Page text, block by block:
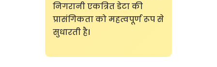
निगरानी एकत्रित डेटा की
प्रासंगिकता को महत्वपूर्ण रूप से
सुधारती है।